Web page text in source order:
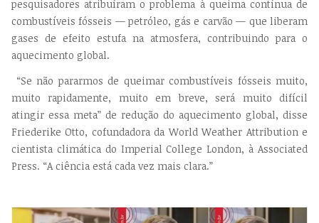
pesquisadores atribuíram o problema à queima contínua de
combustíveis fósseis — petróleo, gás e carvão — que liberam
gases de efeito estufa na atmosfera, contribuindo para o
aquecimento global.
“Se não pararmos de queimar combustíveis fósseis muito,
muito rapidamente, muito em breve, será muito difícil
atingir essa meta” de redução do aquecimento global, disse
Friederike Otto, cofundadora da World Weather Attribution e
cientista climática do Imperial College London, à Associated
Press. “A ciência está cada vez mais clara.”